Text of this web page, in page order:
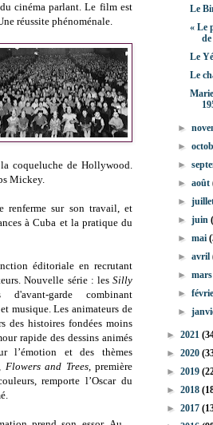
cinéma parlant. Le film est
réussite phénoménale.
coqueluche de Hollywood.
Mickey.
renferme sur son travail, et
à Cuba et la pratique du
éditoriale en recrutant
Nouvelle série : les Silly
garde combinant
musique. Les animateurs de
des histoires fondées moins
rapide des dessins animés
l’émotion et des thèmes
Flowers and Trees, première
remporte l’Oscar du
Le
« Le
Le
Le
►
►
►
►août
►
►juin
►mai
►avril
►
►
►
► 2021
► 2020
► 2019
► 2018
► 2017